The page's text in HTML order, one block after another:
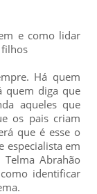
e como lidar
filhos
Há quem
quem diga que
aqueles que
os pais criam
que é esse o
especialista em
Abrahão
identificar